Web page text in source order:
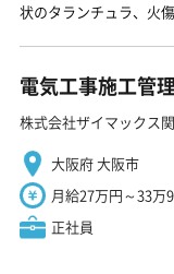
状のタランチュラ、火
電気工事施工管
株式会社ザイマックス
大阪府 大阪市
月給27万円～33万
正社員